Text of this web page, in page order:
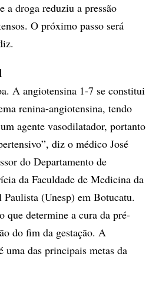
a droga reduziu a pressão
O próximo passo será
A angiotensina 1-7 se constitui
renina-angiotensina, tendo
agente vasodilatador, portanto
diz o médico José
do Departamento de
da Faculdade de Medicina da
Paulista (Unesp) em Botucatu.
que determine a cura da pré-
do fim da gestação. A
uma das principais metas da